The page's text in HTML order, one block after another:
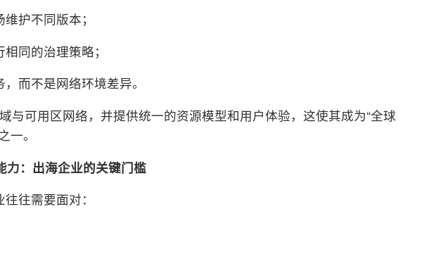
护不同版本；
同的治理策略；
而不是网络环境差异。
与可用区网络，并提供统一的资源模型和用户体验，这使其成为“全球
一。
力：出海企业的关键门槛
往需要面对：